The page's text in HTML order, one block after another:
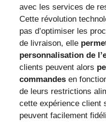
avec les services de
Cette révolution
pas d’optimiser les
de livraison, elle
personnalisation de
clients peuvent alors
commandes en
de leurs restrictions
cette expérience client
peuvent facilement